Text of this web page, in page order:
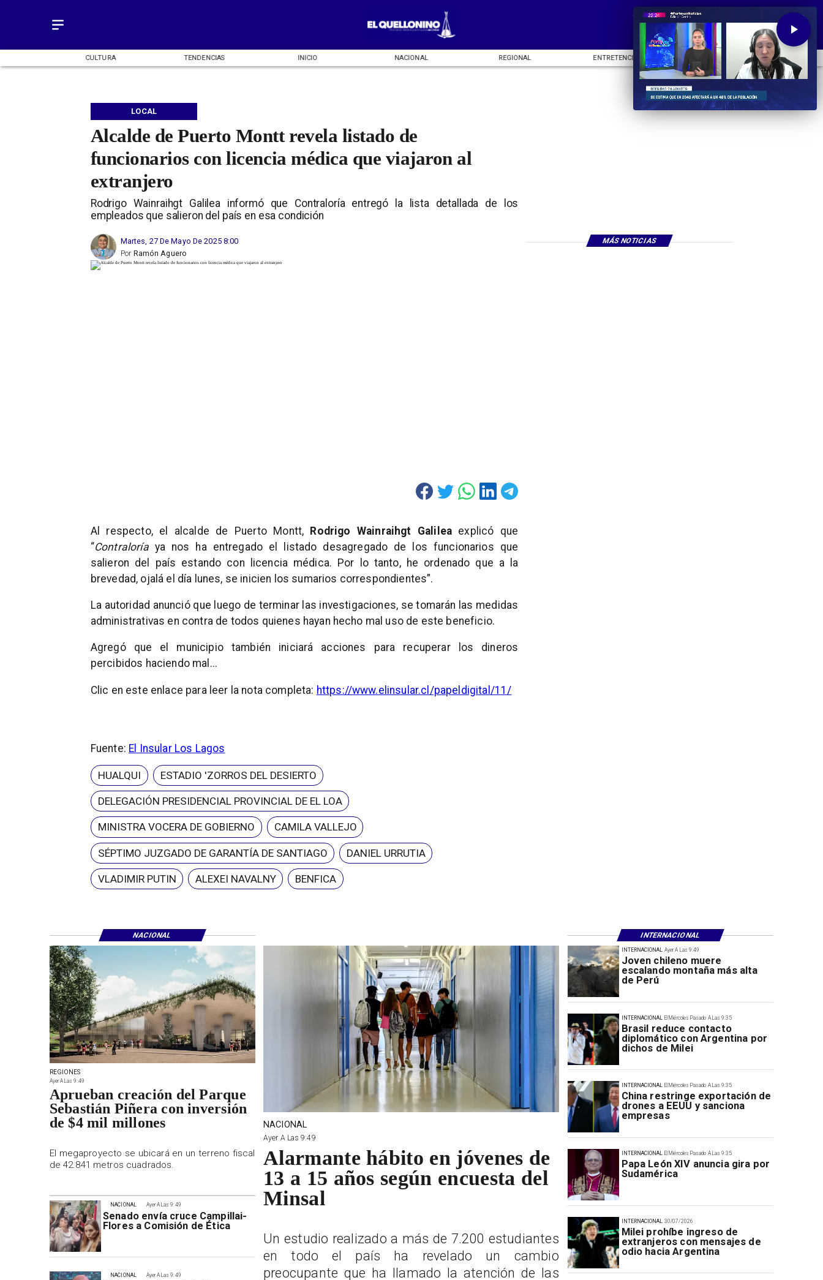
CULTURA TENDENCIAS INICIO NACIONAL REGIONAL ENTRETENCIÓN DEPORTES
Alcalde de Puerto Montt revela listado de
funcionarios con licencia médica que viajaron al
extranjero
Rodrigo Wainraihgt Galilea informó que Contraloría entregó la lista detallada de los
empleados que salieron del país en esa condición
LOCAL
MÁS NOTICIAS
Martes, 27 De Mayo De 2025 8:00
Ramón Aguero
Por
Al respecto, el alcalde de Puerto Montt, Rodrigo Wainraihgt Galilea explicó que
“Contraloríaya nos ha entregado el listado desagregado de los funcionarios que
salieron del país estando con licencia médica. Por lo tanto, he ordenado que a la
brevedad, ojalá el día lunes, se inicien los sumarios correspondientes”.
La autoridad anunció que luego de terminar las investigaciones, se tomarán las medidas
administrativas en contra de todos quienes hayan hecho mal uso de este beneficio.
Agregó que el municipio también iniciará acciones para recuperar los dineros
percibidos haciendo mal...
Clic en este enlace para leer la nota completa: https://www.elinsular.cl/papeldigital/11/
Fuente: El Insular Los Lagos
HUALQUI ESTADIO 'ZORROS DEL DESIERTO
DELEGACIÓN PRESIDENCIAL PROVINCIAL DE EL LOA
MINISTRA VOCERA DE GOBIERNO CAMILA VALLEJO
SÉPTIMO JUZGADO DE GARANTÍA DE SANTIAGO DANIEL URRUTIA
VLADIMIR PUTIN ALEXEI NAVALNY BENFICA
Ayer A Las 9:49
Joven chileno muere
escalando montaña más alta
de Perú
INTERNACIONAL
El Miércoles Pasado A Las 9:35
Brasil reduce contacto
diplomático con Argentina por
dichos de Milei
INTERNACIONAL
El Miércoles Pasado A Las 9:35
China restringe exportación de
drones a EEUU y sanciona
empresas
INTERNACIONAL
El Miércoles Pasado A Las 9:35
Papa León XIV anuncia gira por
Sudamérica
INTERNACIONAL
30/07/2026
Milei prohíbe ingreso de
extranjeros con mensajes de
odio hacia Argentina
INTERNACIONAL
Ayer A Las 9:49
Senado envía cruce Campillai-
Flores a Comisión de Ética
NACIONAL
Ayer A Las 9:49
NACIONAL
REGIONES
Ayer A Las 9:49
Aprueban creación del Parque
Sebastián Piñera con inversión
de $4 mil millones
El megaproyecto se ubicará en un terreno fiscal
de 42.841 metros cuadrados.
NACIONAL
Ayer A Las 9:49
Alarmante hábito en jóvenes de
13 a 15 años según encuesta del
Minsal
Un estudio realizado a más de 7.200 estudiantes
en todo el país ha revelado un cambio
preocupante que ha llamado la atención de las
NACIONAL INTERNACIONAL